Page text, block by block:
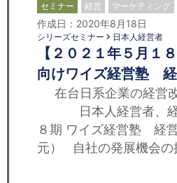
セミナー 経営 マーケティング
作成日：2020年8月18日
シリーズセミナー 日本人経営者
【２０２１年５月１
向けワイズ経営塾
在台日系企業の経営
日本人経営者、経
８期 ワイズ経営塾 経
元） 自社の発展機会